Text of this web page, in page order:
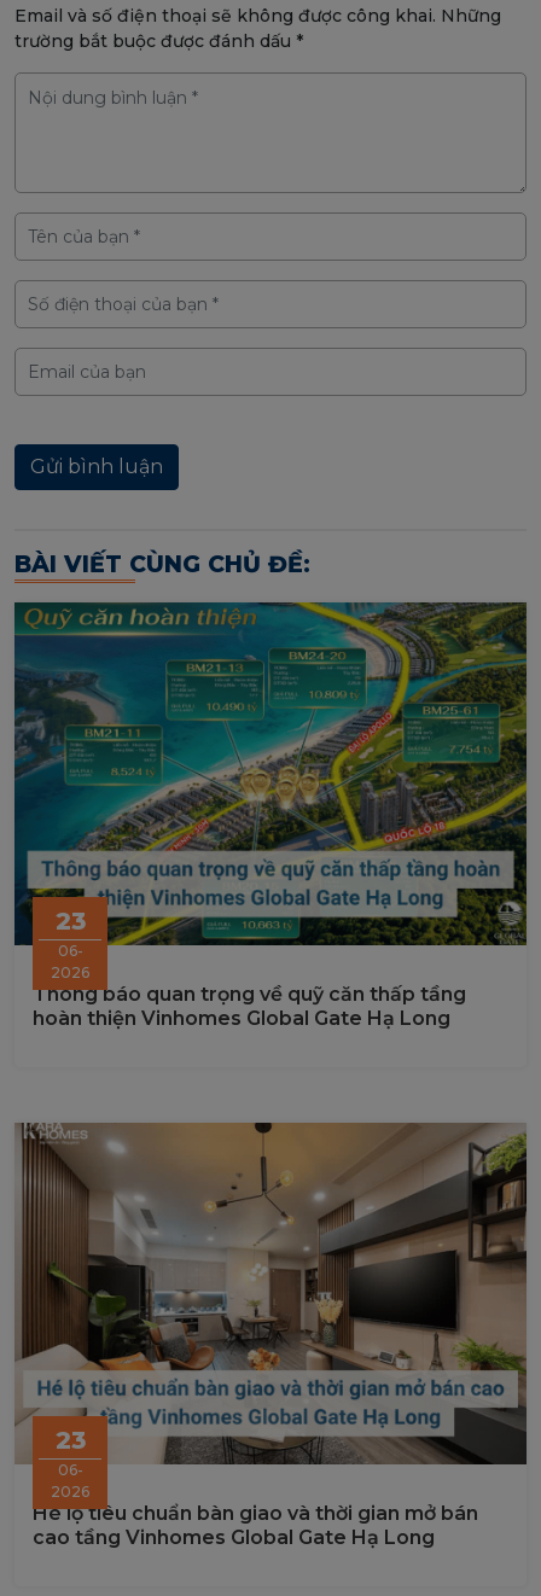
Email và số điện thoại sẽ không được công khai. Những
trường bắt buộc được đánh dấu *
BÀI VIẾT CÙNG CHỦ ĐỀ:
23
06-
2026
Thông báo quan trọng về quỹ căn thấp tầng
hoàn thiện Vinhomes Global Gate Hạ Long
23
06-
2026
Hé lộ tiêu chuẩn bàn giao và thời gian mở bán
cao tầng Vinhomes Global Gate Hạ Long